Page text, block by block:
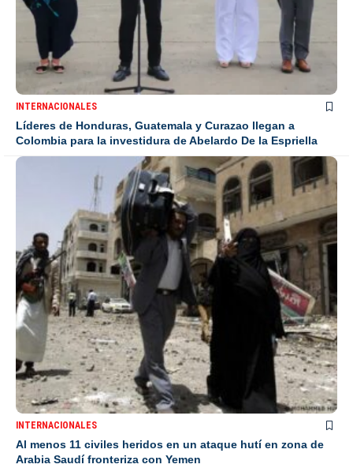
INTERNACIONALES
Líderes de Honduras, Guatemala y Curazao llegan a
Colombia para la investidura de Abelardo De la Espriella
INTERNACIONALES
Al menos 11 civiles heridos en un ataque hutí en zona de
Arabia Saudí fronteriza con Yemen